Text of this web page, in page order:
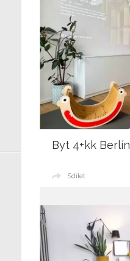
Byt 4+kk Berlín
Sdílet